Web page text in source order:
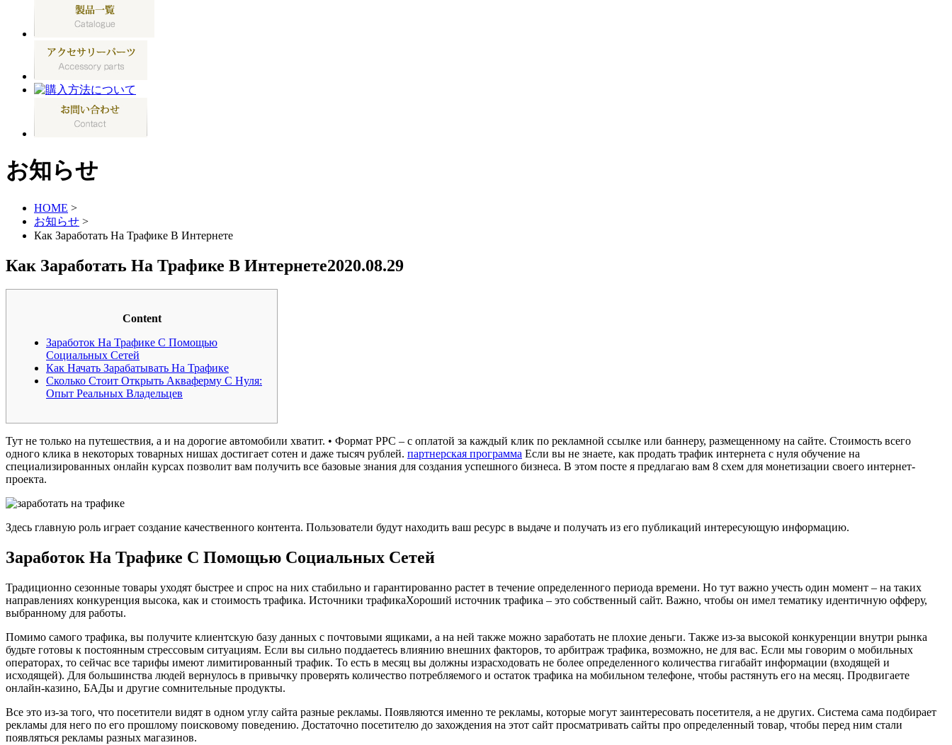
お知らせ
HOME >
お知らせ >
Как Заработать На Трафике В Интернете
Как Заработать На Трафике В Интернете2020.08.29
Content
Заработок На Трафике С Помощью
Социальных Сетей
Как Начать Зарабатывать На Трафике
Сколько Стоит Открыть Акваферму С Нуля:
Опыт Реальных Владельцев
Тут не только на путешествия, а и на дорогие автомобили хватит. • Формат PPC – с оплатой за каждый клик по рекламной ссылке или баннеру, размещенному на сайте. Стоимость всего
одного клика в некоторых товарных нишах достигает сотен и даже тысяч рублей. партнерская программа Если вы не знаете, как продать трафик интернета с нуля обучение на
специализированных онлайн курсах позволит вам получить все базовые знания для создания успешного бизнеса. В этом посте я предлагаю вам 8 схем для монетизации своего интернет-
проекта.
Здесь главную роль играет создание качественного контента. Пользователи будут находить ваш ресурс в выдаче и получать из его публикаций интересующую информацию.
Заработок На Трафике С Помощью Социальных Сетей
Традиционно сезонные товары уходят быстрее и спрос на них стабильно и гарантированно растет в течение определенного периода времени. Но тут важно учесть один момент – на таких
направлениях конкуренция высока, как и стоимость трафика. Источники трафикаХороший источник трафика – это собственный сайт. Важно, чтобы он имел тематику идентичную офферу,
выбранному для работы.
Помимо самого трафика, вы получите клиентскую базу данных с почтовыми ящиками, а на ней также можно заработать не плохие деньги. Также из-за высокой конкуренции внутри рынка
будьте готовы к постоянным стрессовым ситуациям. Если вы сильно поддаетесь влиянию внешних факторов, то арбитраж трафика, возможно, не для вас. Если мы говорим о мобильных
операторах, то сейчас все тарифы имеют лимитированный трафик. То есть в месяц вы должны израсходовать не более определенного количества гигабайт информации (входящей и
исходящей). Для большинства людей вернулось в привычку проверять количество потребляемого и остаток трафика на мобильном телефоне, чтобы растянуть его на месяц. Продвигаете
онлайн-казино, БАДы и другие сомнительные продукты.
Все это из-за того, что посетители видят в одном углу сайта разные рекламы. Появляются именно те рекламы, которые могут заинтересовать посетителя, а не других. Система сама подбирает
рекламы для него по его прошлому поисковому поведению. Достаточно посетителю до захождения на этот сайт просматривать сайты про определенный товар, чтобы перед ним стали
появляться рекламы разных магазинов.